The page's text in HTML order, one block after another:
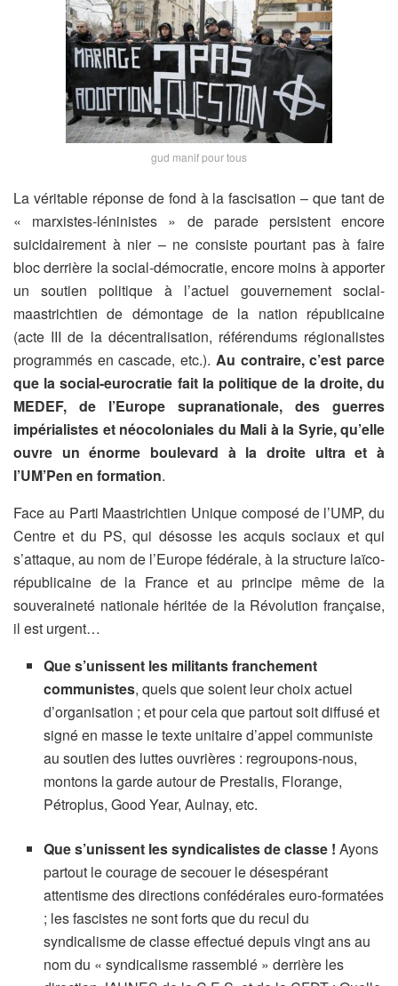
gud manif pour tous
La véritable réponse de fond à la fascisation – que tant de
« marxistes-léninistes » de parade persistent encore
suicidairement à nier – ne consiste pourtant pas à faire
bloc derrière la social-démocratie, encore moins à apporter
un soutien politique à l’actuel gouvernement social-
maastrichtien de démontage de la nation républicaine
(acte III de la décentralisation, référendums régionalistes
programmés en cascade, etc.). Au contraire, c’est parce
que la social-eurocratie fait la politique de la droite, du
MEDEF, de l’Europe supranationale, des guerres
impérialistes et néocoloniales du Mali à la Syrie, qu’elle
ouvre un énorme boulevard à la droite ultra et à
l’UM’Pen en formation.
Face au Parti Maastrichtien Unique composé de l’UMP, du
Centre et du PS, qui désosse les acquis sociaux et qui
s’attaque, au nom de l’Europe fédérale, à la structure laïco-
républicaine de la France et au principe même de la
souveraineté nationale héritée de la Révolution française,
il est urgent…
Que s’unissent les militants franchement
communistes, quels que soient leur choix actuel
d’organisation ; et pour cela que partout soit diffusé et
signé en masse le texte unitaire d’appel communiste
au soutien des luttes ouvrières : regroupons-nous,
montons la garde autour de Prestalis, Florange,
Pétroplus, Good Year, Aulnay, etc.
Que s’unissent les syndicalistes de classe ! Ayons
partout le courage de secouer le désespérant
attentisme des directions confédérales euro-formatées
; les fascistes ne sont forts que du recul du
syndicalisme de classe effectué depuis vingt ans au
nom du « syndicalisme rassemblé » derrière les